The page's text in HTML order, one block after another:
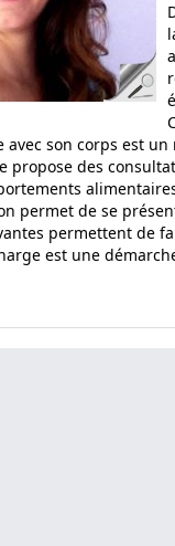
avec son corps est
propose des
permet de se
permettent de
est une